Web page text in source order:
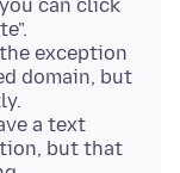
can click
exception
domain, but
a text
but that